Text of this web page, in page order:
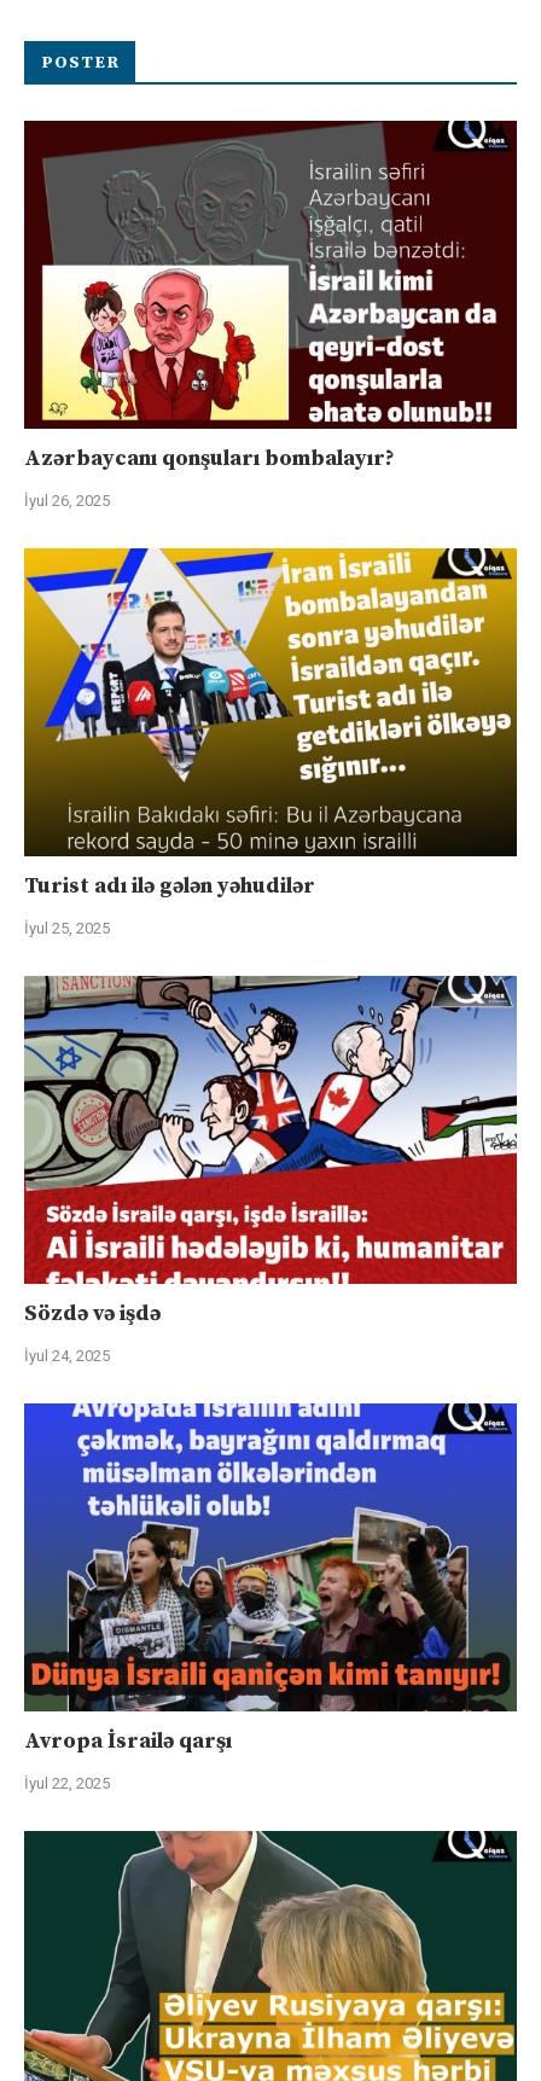
POSTER
Azərbaycanı qonşuları bombalayır?
İyul 26, 2025
Turist adı ilə gələn yəhudilər
İyul 25, 2025
Sözdə və işdə
İyul 24, 2025
Avropa İsrailə qarşı
İyul 22, 2025